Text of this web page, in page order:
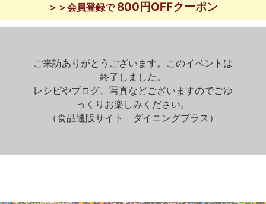
＞＞会員登録で 800円OFFクーポン
ご来訪ありがとうございます。このイベントは
終了しました。
レシピやブログ、写真などございますのでごゆ
っくりお楽しみください。
（食品通販サイト ダイニングプラス）